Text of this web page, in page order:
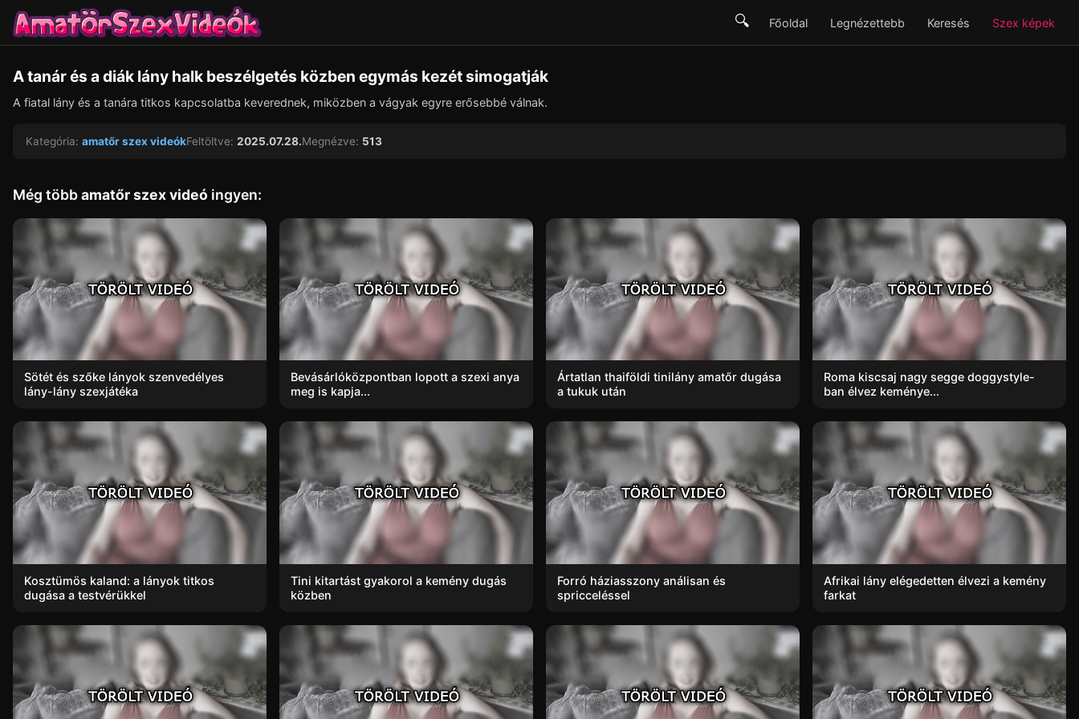
🔍 Főoldal Legnézettebb Keresés Szex képek
▶
A tanár és a diák lány halk beszélgetés közben egymás kezét simogatják
A fiatal lány és a tanára titkos kapcsolatba keverednek, miközben a vágyak egyre erősebbé válnak.
Kategória: amatőr szex videókFeltöltve: 2025.07.28.Megnézve: 513
Még többamatőr szex videó ingyen:
Sötét és szőke lányok szenvedélyes
lány-lány szexjátéka
Bevásárlóközpontban lopott a szexi anya
meg is kapja...
Ártatlan thaiföldi tinilány amatőr dugása
a tukuk után
Roma kiscsaj nagy segge doggystyle-
ban élvez keménye...
Kosztümös kaland: a lányok titkos
dugása a testvérükkel
Tini kitartást gyakorol a kemény dugás
közben
Forró háziasszony análisan és
spricceléssel
Afrikai lány elégedetten élvezi a kemény
farkat